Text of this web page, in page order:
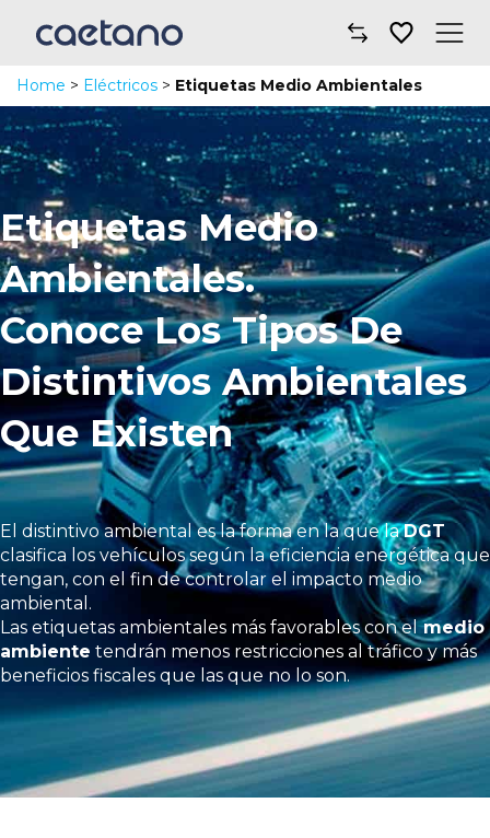
Comprar un coche
Taller y mantenimiento
Financiación y seguros
Movilidad
Sobre nosotros
Noticias
Dónde encontrarnos
Home > Eléctricos > Etiquetas Medio Ambientales
Etiquetas Medio
Ambientales.
Conoce Los Tipos De
Distintivos Ambientales
Que Existen
El distintivo ambiental es la forma en la que laDGT
clasifica los vehículos según la eficiencia energética que
tengan, con el fin de controlar el impacto medio
ambiental.
Las etiquetas ambientales más favorables con elmedio
ambiente tendrán menos restricciones al tráfico y más
beneficios fiscales que las que no lo son.